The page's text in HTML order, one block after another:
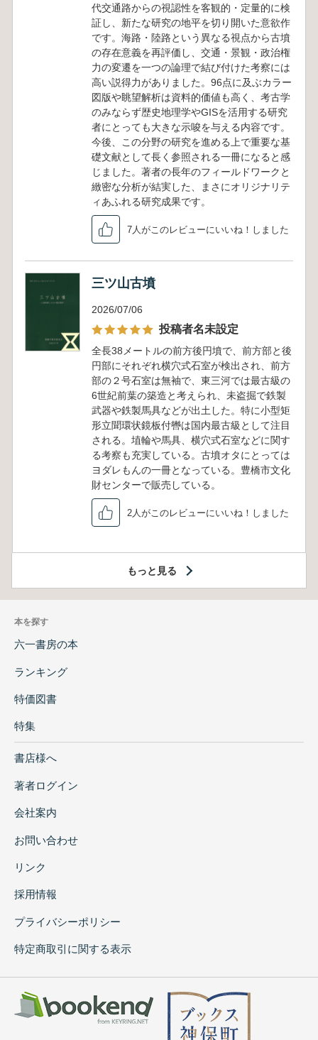
代交通路からの視認性を客観的・定量的に検
証し、新たな研究の地平を切り開いた意欲作
です。海路・陸路という異なる視点から古墳
の存在意義を再評価し、交通・景観・政治権
力の変遷を一つの論理で結び付けた考察には
高い説得力がありました。96点に及ぶカラー
図版や眺望解析は資料的価値も高く、考古学
のみならず歴史地理学やGISを活用する研究
者にとっても大きな示唆を与える内容です。
今後、この分野の研究を進める上で重要な基
礎文献として長く参照される一冊になると感
じました。著者の長年のフィールドワークと
緻密な分析が結実した、まさにオリジナリテ
ィあふれる研究成果です。
7人がこのレビューにいいね！しました
三ツ山古墳
2026/07/06
投稿者名未設定
全長38メートルの前方後円墳で、前方部と後
円部にそれぞれ横穴式石室が検出され、前方
部の２号石室は無袖で、東三河では最古級の
6世紀前葉の築造と考えられ、未盗掘で鉄製
武器や鉄製馬具などが出土した。特に小型矩
形立聞環状鏡板付轡は国内最古級として注目
される。埴輪や馬具、横穴式石室などに関す
る考察も充実している。古墳オタにとっては
ヨダレもんの一冊となっている。豊橋市文化
財センターで販売している。
2人がこのレビューにいいね！しました
もっと見る
本を探す
六一書房の本
ランキング
特価図書
特集
書店様へ
著者ログイン
会社案内
お問い合わせ
リンク
採用情報
プライバシーポリシー
特定商取引に関する表示